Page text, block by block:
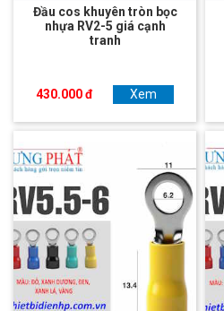
Đầu cos khuyên tròn bọc
nhựa RV2-5 giá cạnh
tranh
430.000 đ Xem